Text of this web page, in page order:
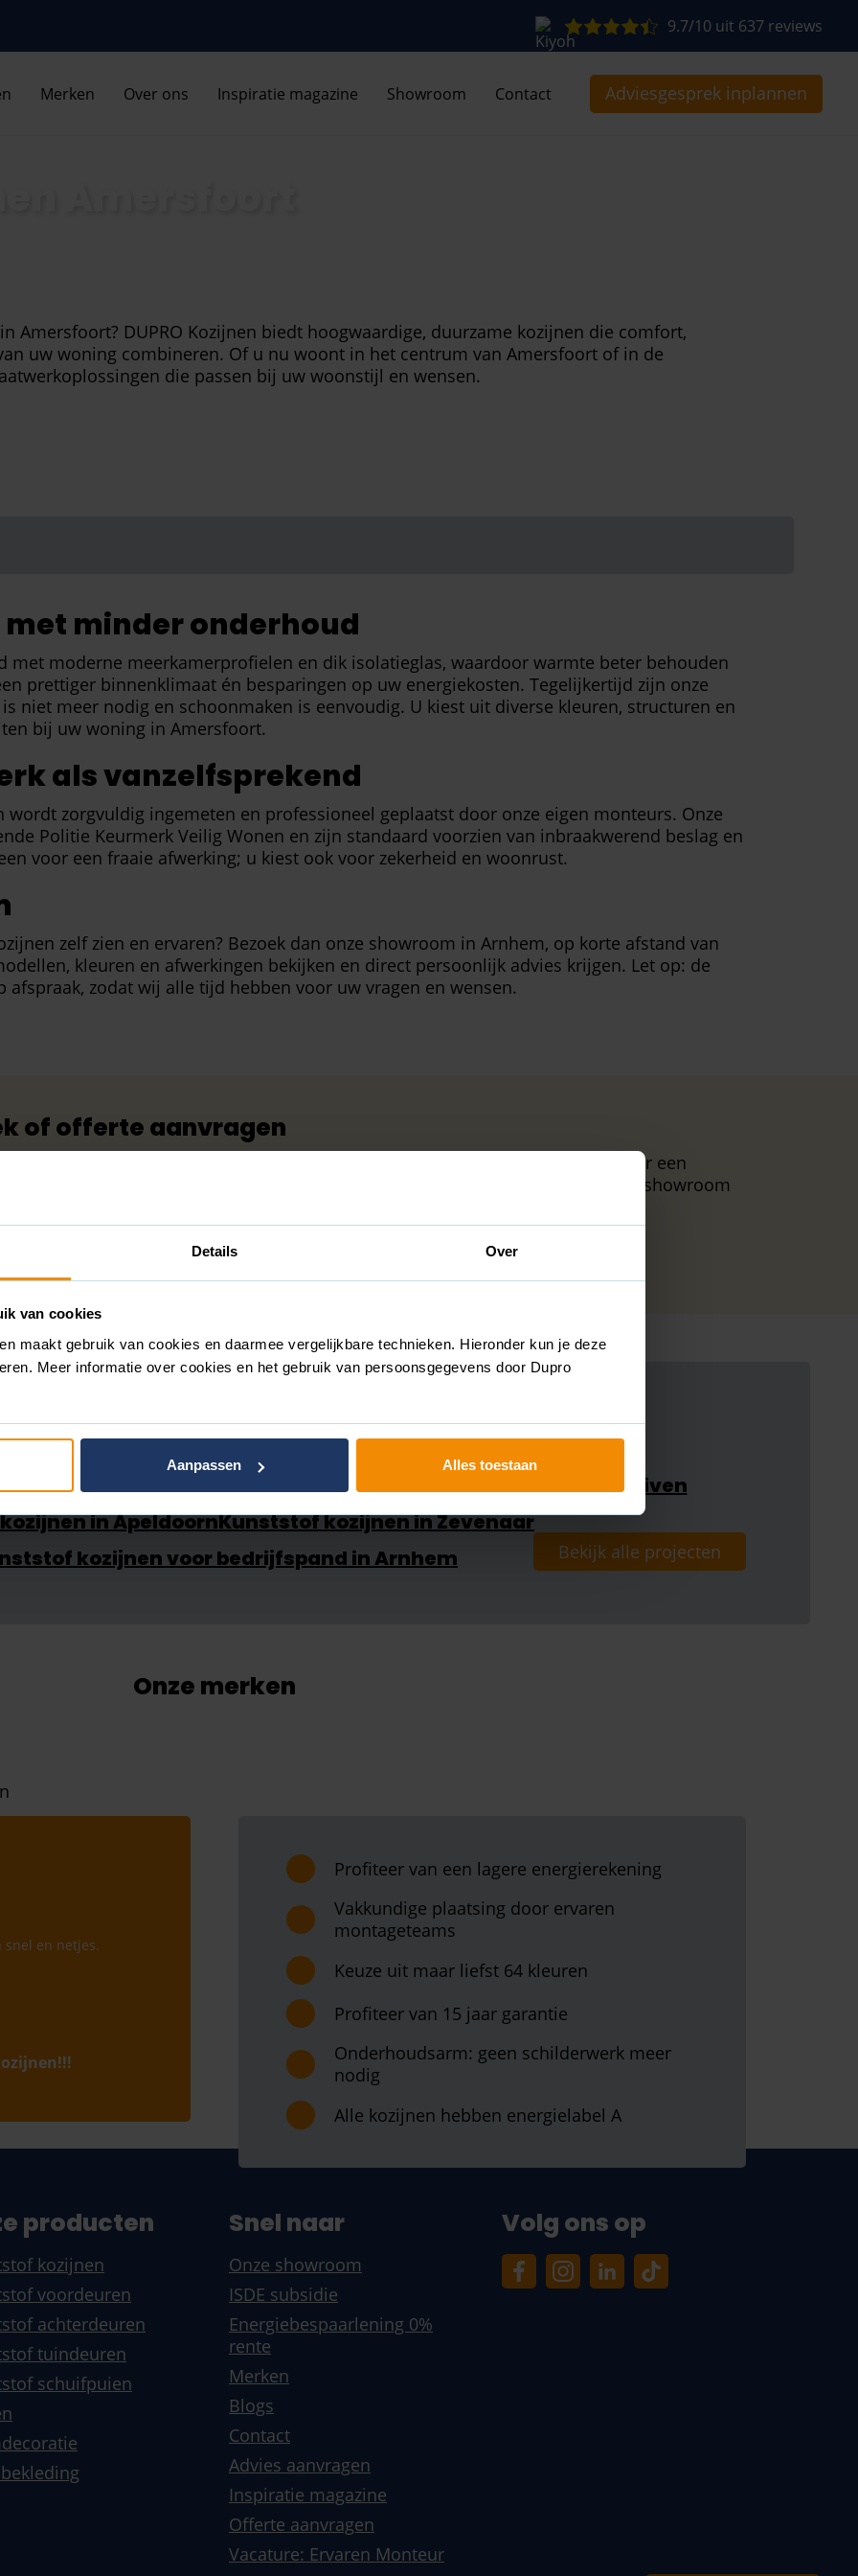
Details Over
van cookies
maakt gebruik van cookies en daarmee vergelijkbare technieken. Hieronder kun je deze
Meer informatie over cookies en het gebruik van persoonsgegevens door Dupro
Aanpassen Alles toestaan
9.7/10 uit 637 reviews
Merken Over ons Inspiratie magazine Showroom Contact Adviesgesprek inplannen
Amersfoort? DUPRO Kozijnen biedt hoogwaardige, duurzame kozijnen die comfort,
uw woning combineren. Of u nu woont in het centrum van Amersfoort of in de
die passen bij uw woonstijl en wensen.
minder onderhoud
met moderne meerkamerprofielen en dik isolatieglas, waardoor warmte beter behouden
prettiger binnenklimaat én besparingen op uw energiekosten. Tegelijkertijd zijn onze
niet meer nodig en schoonmaken is eenvoudig. U kiest uit diverse kleuren, structuren en
bij uw woning in Amersfoort.
als vanzelfsprekend
zorgvuldig ingemeten en professioneel geplaatst door onze eigen monteurs. Onze
Politie Keurmerk Veilig Wonen en zijn standaard voorzien van inbraakwerend beslag en
voor een fraaie afwerking; u kiest ook voor zekerheid en woonrust.
zelf zien en ervaren? Bezoek dan onze showroom in Arnhem, op korte afstand van
kleuren en afwerkingen bekijken en direct persoonlijk advies krijgen. Let op: de
zodat wij alle tijd hebben voor uw vragen en wensen.
of offerte aanvragen
laten plaatsen in Amersfoort? Neem dan contact op met DUPRO Kozijnen voor een
een offerte op maat aan. Wij komen graag bij u langs of ontvangen u in onze showroom
U ontvangt een transparante en duidelijke offerte zonder verplichtingen.
Onze projecten
Kunststof kozijnen in NieuwegeinKunststof kozijnen in Duiven
in ApeldoornKunststof kozijnen in Zevenaar
kozijnen voor bedrijfspand in Arnhem
Bekijk alle projecten
Onze merken
snel en netjes.
bedankt. Klaar voor
bedrijf aanraden
netjes. Kan het
bestelling
verkeerd
Top bedrijf
Profiteer van een lagere energierekening
Vakkundige plaatsing door ervaren
montageteams
Keuze uit maar liefst 64 kleuren
Profiteer van 15 jaar garantie
Onderhoudsarm: geen schilderwerk meer
nodig
Alle kozijnen hebben energielabel A
producten
kozijnen
voordeuren
achterdeuren
tuindeuren
schuifpuien
Snel naar
Onze showroom
ISDE subsidie
Energiebespaarlening 0%
rente
Merken
Blogs
Contact
Advies aanvragen
Inspiratie magazine
Offerte aanvragen
Vacature: Ervaren Monteur
Volg ons op